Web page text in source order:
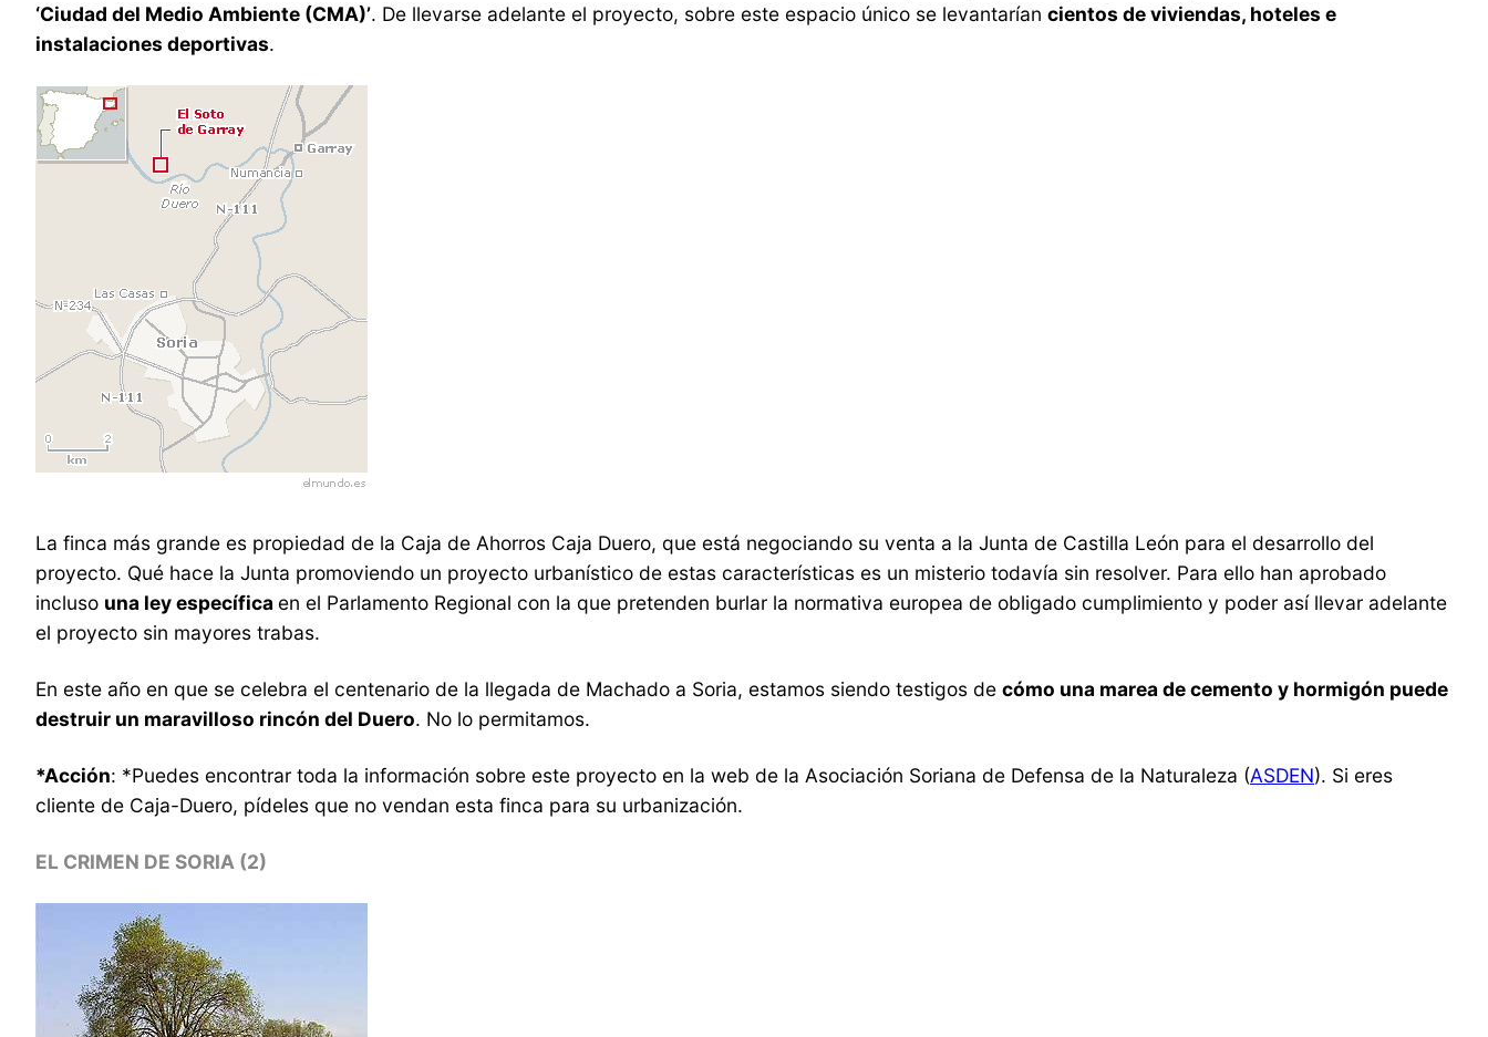
‘Ciudad del Medio Ambiente (CMA)’. De llevarse adelante el proyecto, sobre este espacio único se levantarían cientos de viviendas, hoteles e
instalaciones deportivas.
La finca más grande es propiedad de la Caja de Ahorros Caja Duero, que está negociando su venta a la Junta de Castilla León para el desarrollo del
proyecto. Qué hace la Junta promoviendo un proyecto urbanístico de estas características es un misterio todavía sin resolver. Para ello han aprobado
incluso una ley específica en el Parlamento Regional con la que pretenden burlar la normativa europea de obligado cumplimiento y poder así llevar adelante
el proyecto sin mayores trabas.
En este año en que se celebra el centenario de la llegada de Machado a Soria, estamos siendo testigos de cómo una marea de cemento y hormigón puede
destruir un maravilloso rincón del Duero. No lo permitamos.
*Acción: *Puedes encontrar toda la información sobre este proyecto en la web de la Asociación Soriana de Defensa de la Naturaleza (ASDEN). Si eres
cliente de Caja-Duero, pídeles que no vendan esta finca para su urbanización.
EL CRIMEN DE SORIA (2)